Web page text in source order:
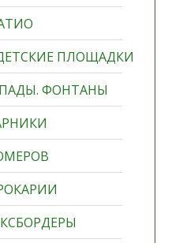
ПЛОЩАДКИ
ФОНТАНЫ